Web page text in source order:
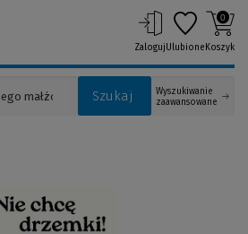
Szukaj
Wyszukiwanie
zaawansowane
ZalogujUlubione
0
Koszyk